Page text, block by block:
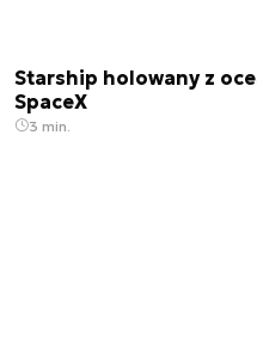
Starship holowany z
SpaceX
3 min.